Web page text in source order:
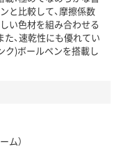
と比較して、摩擦係数
い色材を組み合わせる
た、速乾性にも優れてい
ク)ボールペンを搭載し
ム）